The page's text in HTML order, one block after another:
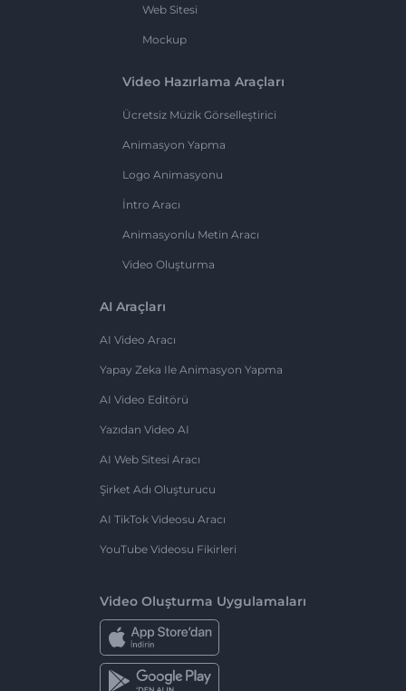
Web Sitesi
Mockup
Video Hazırlama Araçları
Ücretsiz Müzik Görselleştirici
Animasyon Yapma
Logo Animasyonu
İntro Aracı
Animasyonlu Metin Aracı
Video Oluşturma
AI Araçları
AI Video Aracı
Yapay Zeka Ile Animasyon Yapma
AI Video Editörü
Yazıdan Video AI
AI Web Sitesi Aracı
Şirket Adı Oluşturucu
AI TikTok Videosu Aracı
YouTube Videosu Fikirleri
Video Oluşturma Uygulamaları